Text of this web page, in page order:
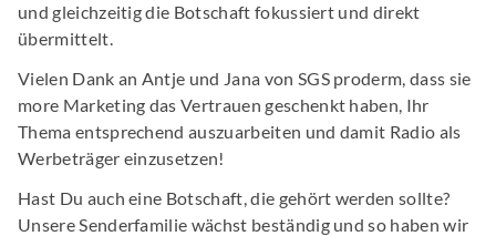
und gleichzeitig die Botschaft fokussiert und direkt
übermittelt.
Vielen Dank an Antje und Jana von SGS proderm, dass sie
more Marketing das Vertrauen geschenkt haben, Ihr
Thema entsprechend auszuarbeiten und damit Radio als
Werbeträger einzusetzen!
Hast Du auch eine Botschaft, die gehört werden sollte?
Unsere Senderfamilie wächst beständig und so haben wir